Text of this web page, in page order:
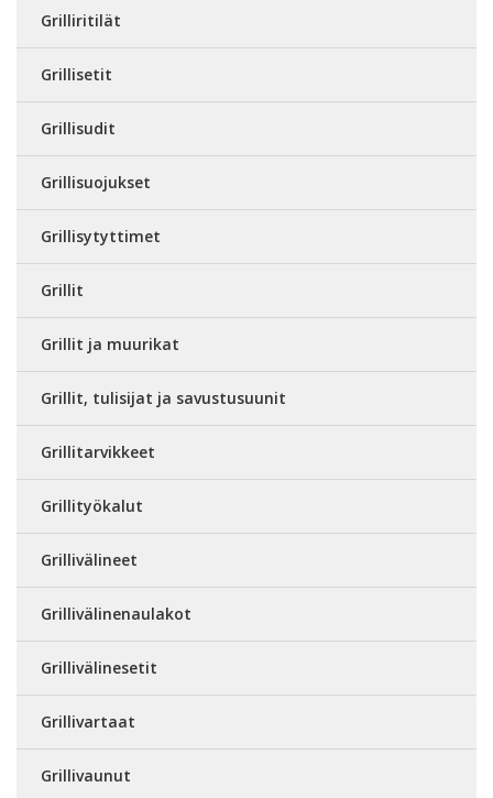
Grilliritilät
Grillisetit
Grillisudit
Grillisuojukset
Grillisytyttimet
Grillit
Grillit ja muurikat
Grillit, tulisijat ja savustusuunit
Grillitarvikkeet
Grillityökalut
Grillivälineet
Grillivälinenaulakot
Grillivälinesetit
Grillivartaat
Grillivaunut